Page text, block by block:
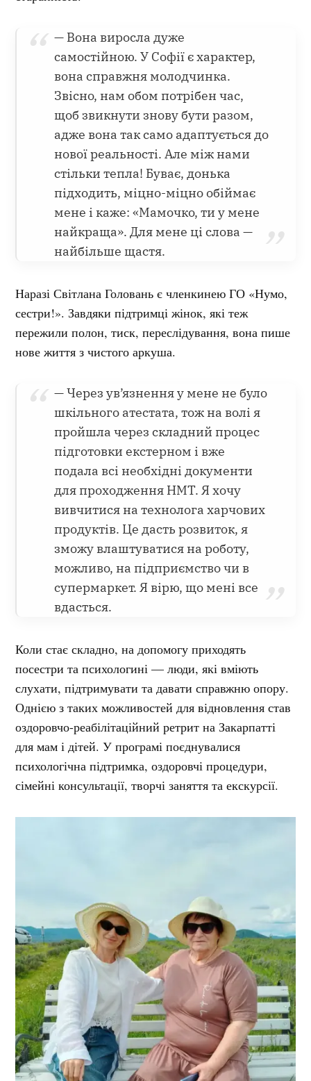
— Вона виросла дуже
самостійною. У Софії є характер,
вона справжня молодчинка.
Звісно, нам обом потрібен час,
щоб звикнути знову бути разом,
адже вона так само адаптується до
нової реальності. Але між нами
стільки тепла! Буває, донька
підходить, міцно-міцно обіймає
мене і каже: «Мамочко, ти у мене
найкраща». Для мене ці слова —
найбільше щастя.
Наразі Світлана Головань є членкинею ГО «Нумо,
сестри!». Завдяки підтримці жінок, які теж
пережили полон, тиск, переслідування, вона пише
нове життя з чистого аркуша.
— Через ув’язнення у мене не було
шкільного атестата, тож на волі я
пройшла через складний процес
підготовки екстерном і вже
подала всі необхідні документи
для проходження НМТ. Я хочу
вивчитися на технолога харчових
продуктів. Це дасть розвиток, я
зможу влаштуватися на роботу,
можливо, на підприємство чи в
супермаркет. Я вірю, що мені все
вдасться.
Коли стає складно, на допомогу приходять
посестри та психологині — люди, які вміють
слухати, підтримувати та давати справжню опору.
Однією з таких можливостей для відновлення став
оздоровчо-реабілітаційний ретрит на Закарпатті
для мам і дітей. У програмі поєднувалися
психологічна підтримка, оздоровчі процедури,
сімейні консультації, творчі заняття та екскурсії.